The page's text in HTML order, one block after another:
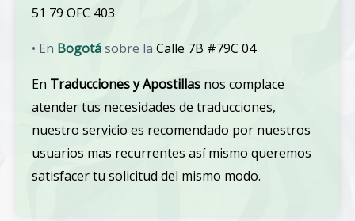
51 79 OFC 403
• En Bogotásobre la Calle 7B #79C 04
En Traducciones y Apostillas nos complace
atender tus necesidades de traducciones,
nuestro servicio es recomendado por nuestros
usuarios mas recurrentes así mismo queremos
satisfacer tu solicitud del mismo modo.